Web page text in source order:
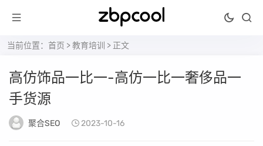
当前位置： 首页 >教育培训 > 正文
高仿饰品一比一-高仿一比一奢侈品一
手货源
聚合SEO 2023-10-16